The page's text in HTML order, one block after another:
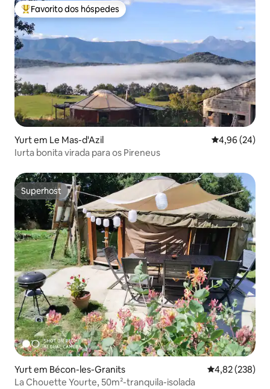
Favoritos dos hóspedes mais apreciados
Favorito dos hóspedes
Yurt em Le Mas-d'Azil Classificação
4,96 (24)
Iurta bonita virada para os Pireneus
Superhost
Superhost
Yurt em Bécon-les-Granits Classificação
4,82 (238)
La Chouette Yourte, 50m²-tranquila-isolada